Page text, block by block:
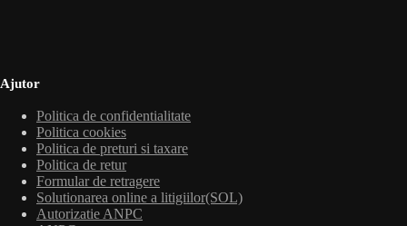
Ajutor
Politica de confidentialitate
Politica cookies
Politica de preturi si taxare
Politica de retur
Formular de retragere
Solutionarea online a litigiilor(SOL)
Autorizatie ANPC